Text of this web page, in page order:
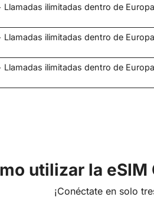
Llamadas ilimitadas dentro de
ilimitadas dentro de
ilimitadas dentro de
utilizar la
¡Conéctate en solo